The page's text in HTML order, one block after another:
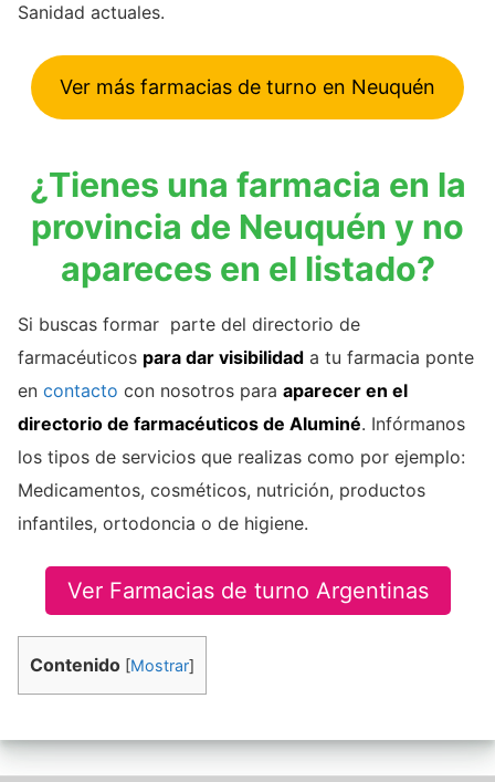
Sanidad actuales.
Ver más farmacias de turno en Neuquén
¿Tienes una farmacia en la
provincia de Neuquén y no
apareces en el listado?
Si buscas formar parte del directorio de
farmacéuticos para dar visibilidad a tu farmacia ponte
en contacto con nosotros para aparecer en el
directorio de farmacéuticos de Aluminé. Infórmanos
los tipos de servicios que realizas como por ejemplo:
Medicamentos, cosméticos, nutrición, productos
infantiles, ortodoncia o de higiene.
Ver Farmacias de turno Argentinas
Contenido [Mostrar]